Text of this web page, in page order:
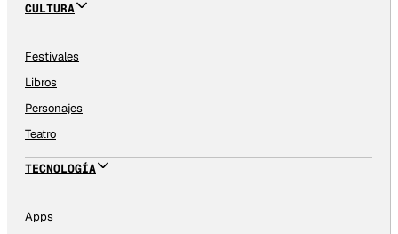
CULTURA
Festivales
Libros
Personajes
Teatro
TECNOLOGÍA
Apps